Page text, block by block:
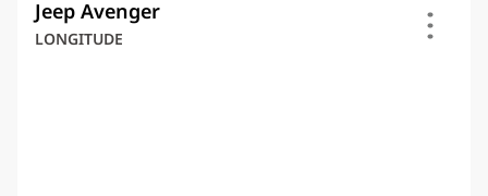
Jeep Avenger
LONGITUDE